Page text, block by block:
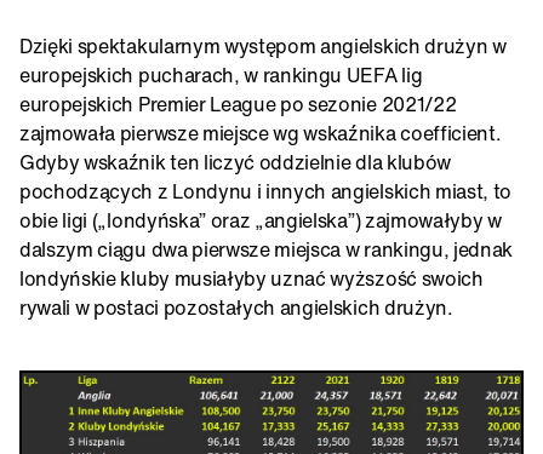
Dzięki spektakularnym występom angielskich drużyn w
europejskich pucharach, w rankingu UEFA lig
europejskich Premier League po sezonie 2021/22
zajmowała pierwsze miejsce wg wskaźnika coefficient.
Gdyby wskaźnik ten liczyć oddzielnie dla klubów
pochodzących z Londynu i innych angielskich miast, to
obie ligi („londyńska” oraz „angielska”) zajmowałyby w
dalszym ciągu dwa pierwsze miejsca w rankingu, jednak
londyńskie kluby musiałyby uznać wyższość swoich
rywali w postaci pozostałych angielskich drużyn.